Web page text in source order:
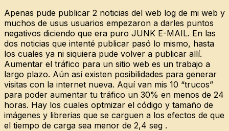
Apenas pude publicar 2 noticias del web log de mi web y
muchos de usus usuarios empezaron a darles puntos
negativos diciendo que era puro JUNK E-MAIL. En las
dos noticias que intenté publicar pasó lo mismo, hasta
los cuales ya ni siquiera pude volver a publicar allí.
Aumentar el tráfico para un sitio web es un trabajo a
largo plazo. Aún así existen posibilidades para generar
visitas con la internet nueva. Aquí van mis 10 “trucos”
para poder aumentar tu tráfico un 30% en menos de 24
horas. Hay los cuales optmizar el código y tamaño de
imágenes y librerias que se carguen a los efectos de que
el tiempo de carga sea menor de 2,4 seg .